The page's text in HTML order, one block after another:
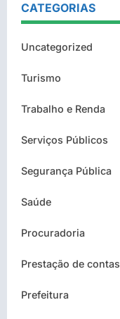
CATEGORIAS
Uncategorized
Turismo
Trabalho e Renda
Serviços Públicos
Segurança Pública
Saúde
Procuradoria
Prestação de contas
Prefeitura